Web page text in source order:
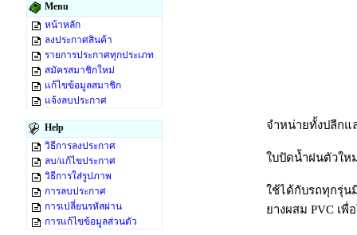
Menu
หน้าหลัก
ลงประกาศสินค้า
รายการประกาศทุกประเภท
สมัครสมาชิกใหม่
แก้ไขข้อมูลสมาชิก
แจ้งลบประกาศ
Help
วิธีการลงประกาศ
ลบ/แก้ไขประกาศ
วิธีการใส่รูปภาพ
การลบประกาศ
การเปลี่ยนรหัสผ่าน
การแก้ไขข้อมูลส่วนตัว
จำหน่ายทั้งปลีกแ
ใบปัดน้ำฝนตัวให
ใช้ได้กับรถทุกรุ่น
ยางผสม PVC เ